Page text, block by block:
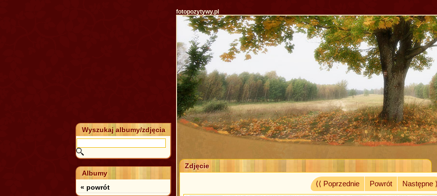
fotopozytywy.pl
Zdjęcie
⟨⟨ Poprzednie Powrót Następne
Wyszukaj albumy/zdjęcia
Albumy
« powrót